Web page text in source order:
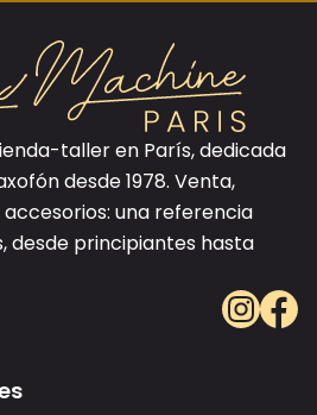
taller en París, dedicada
desde 1978. Venta,
una referencia
desde principiantes hasta